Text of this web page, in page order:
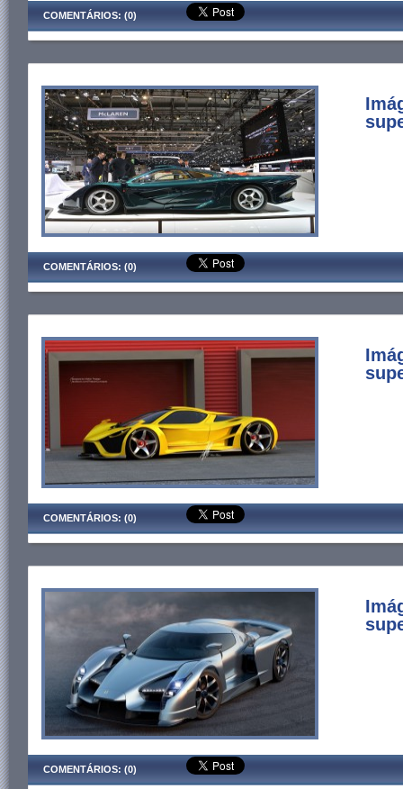
COMENTÁRIOS: (0)
COMENTÁRIOS: (0)
COMENTÁRIOS: (0)
COMENTÁRIOS: (0)